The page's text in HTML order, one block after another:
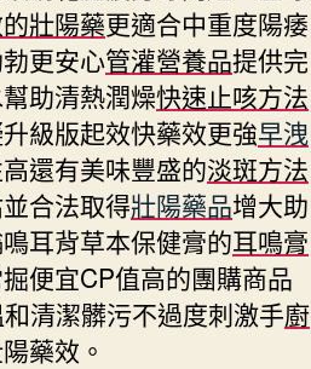
壯陽藥更適合中重度陽痿
更安心管灌營養品提供完
助清熱潤燥快速止咳方法
級版起效快藥效更強早洩
還有美味豐盛的淡斑方法
合法取得壯陽藥品增大助
耳背草本保健膏的耳鳴膏
便宜CP值高的團購商品
清潔髒污不過度刺激手廚
藥效。